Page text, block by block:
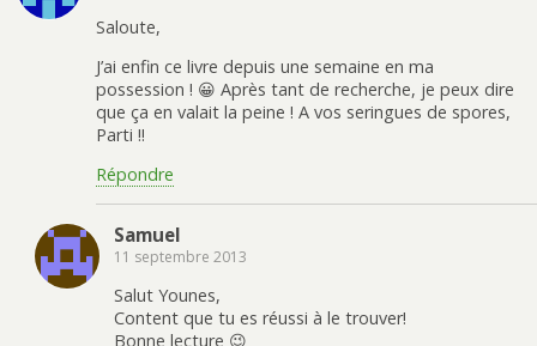
Saloute,
J’ai enfin ce livre depuis une semaine en ma
possession ! 😀 Après tant de recherche, je peux dire
que ça en valait la peine ! A vos seringues de spores,
Parti !!
Répondre
Samuel
11 septembre 2013
Salut Younes,
Content que tu es réussi à le trouver!
Bonne lecture 😉